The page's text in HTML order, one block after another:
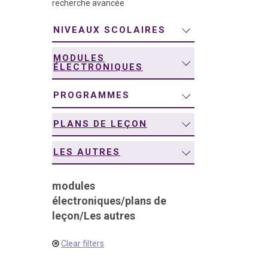
recherche avancée
NIVEAUX SCOLAIRES
MODULES
ÉLECTRONIQUES
PROGRAMMES
PLANS DE LEÇON
LES AUTRES
modules
électroniques/plans de
leçon/Les autres
Clear filters